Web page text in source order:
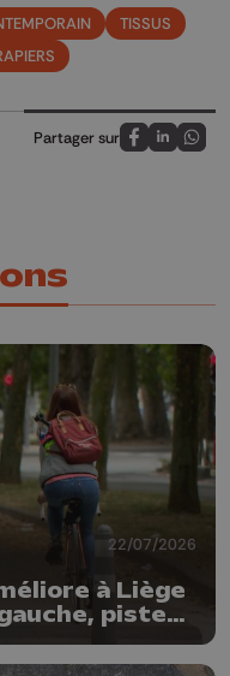
TISSUS
Partager sur
Partagez sur
Partagez
22/07/2026
à Liège
pistes
et